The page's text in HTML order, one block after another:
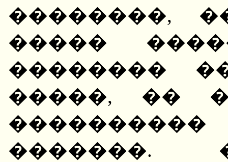
��������,
�����
��������
�����, ��